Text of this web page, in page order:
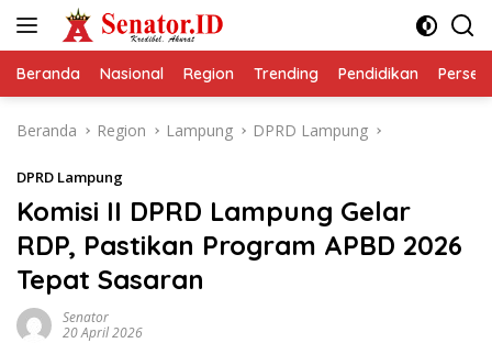
Beranda Nasional Region Trending Pendidikan
Beranda Region Lampung DPRD Lampung
DPRD Lampung
Komisi II DPRD Lampung Gelar
RDP, Pastikan Program APBD 2026
Tepat Sasaran
Senator
20 April 2026